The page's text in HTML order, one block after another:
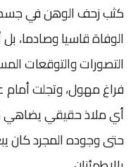
كثب زحف الوهن في
الوفاة قاسيا
التصورات والتوقعات
فراغ مهول، وتجلت أمام
أي ملاذ حقيقي يضاهي
حتى وجوده المجرد